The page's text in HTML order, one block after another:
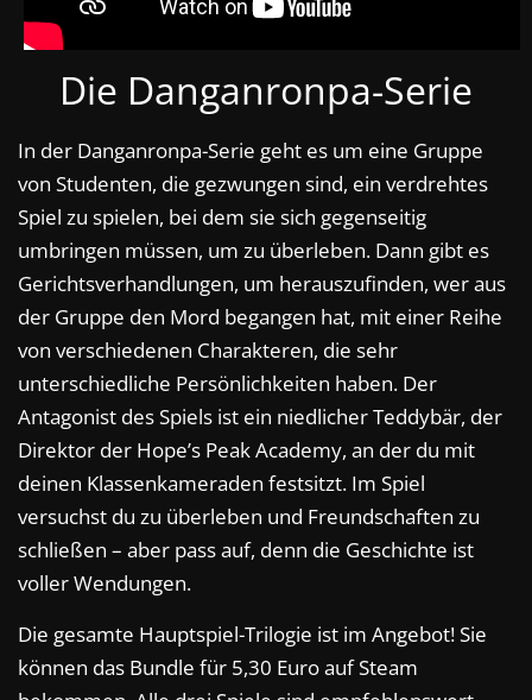
Die Danganronpa-Serie
In der Danganronpa-Serie geht es um eine Gruppe
von Studenten, die gezwungen sind, ein verdrehtes
Spiel zu spielen, bei dem sie sich gegenseitig
umbringen müssen, um zu überleben. Dann gibt es
Gerichtsverhandlungen, um herauszufinden, wer aus
der Gruppe den Mord begangen hat, mit einer Reihe
von verschiedenen Charakteren, die sehr
unterschiedliche Persönlichkeiten haben. Der
Antagonist des Spiels ist ein niedlicher Teddybär, der
Direktor der Hope’s Peak Academy, an der du mit
deinen Klassenkameraden festsitzt. Im Spiel
versuchst du zu überleben und Freundschaften zu
schließen – aber pass auf, denn die Geschichte ist
voller Wendungen.
Die gesamte Hauptspiel-Trilogie ist im Angebot! Sie
können das Bundle für 5,30 Euro auf Steam